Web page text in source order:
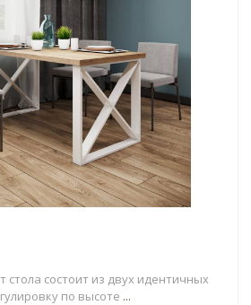
стола состоит из двух идентичных
по высоте ...